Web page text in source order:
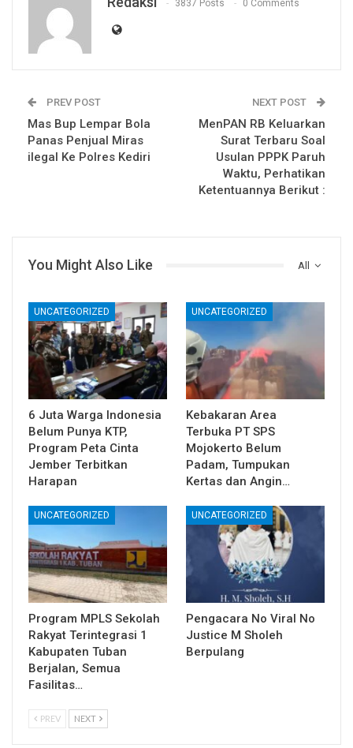
3837 Posts 0 Comments
PREV POST
Mas Bup Lempar Bola
Panas Penjual Miras
ilegal Ke Polres Kediri
NEXT POST
MenPAN RB Keluarkan
Surat Terbaru Soal
Usulan PPPK Paruh
Waktu, Perhatikan
Ketentuannya Berikut :
All
You Might Also Like
UNCATEGORIZED
6 Juta Warga Indonesia
Belum Punya KTP,
Program Peta Cinta
Jember Terbitkan
Harapan
UNCATEGORIZED
Kebakaran Area
Terbuka PT SPS
Mojokerto Belum
Padam, Tumpukan
Kertas dan Angin…
UNCATEGORIZED
Program MPLS Sekolah
Rakyat Terintegrasi 1
Kabupaten Tuban
Berjalan, Semua
Fasilitas…
UNCATEGORIZED
Pengacara No Viral No
Justice M Sholeh
Berpulang
PREV NEXT